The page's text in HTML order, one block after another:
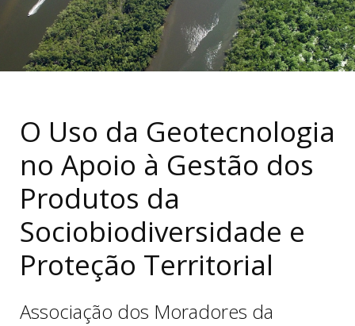
O Uso da Geotecnologia
no Apoio à Gestão dos
Produtos da
Sociobiodiversidade e
Proteção Territorial
Associação dos Moradores da